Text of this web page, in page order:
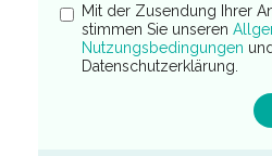
Mit der Zusendung Ihrer
stimmen Sie unseren
Nutzungsbedingungen
Datenschutzerklärung.